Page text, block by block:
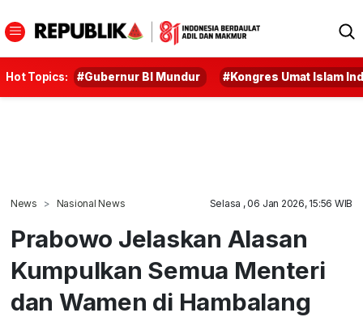
Hot Topics: #Gubernur BI Mundur #Kongres Umat Islam
News Nasional News Selasa , 06 Jan 2026, 15:56 WIB
Prabowo Jelaskan Alasan
Kumpulkan Semua Menteri
dan Wamen di Hambalang